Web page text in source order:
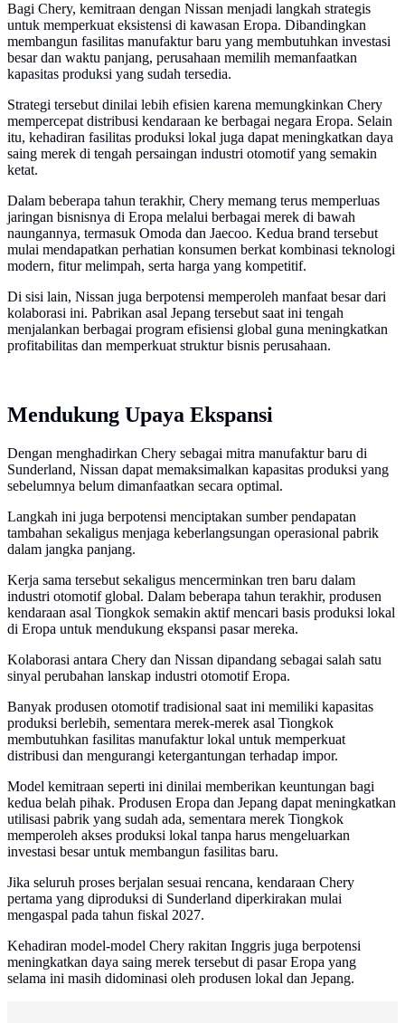
Bagi Chery, kemitraan dengan Nissan menjadi langkah strategis
untuk memperkuat eksistensi di kawasan Eropa. Dibandingkan
membangun fasilitas manufaktur baru yang membutuhkan investasi
besar dan waktu panjang, perusahaan memilih memanfaatkan
kapasitas produksi yang sudah tersedia.
Strategi tersebut dinilai lebih efisien karena memungkinkan Chery
mempercepat distribusi kendaraan ke berbagai negara Eropa. Selain
itu, kehadiran fasilitas produksi lokal juga dapat meningkatkan daya
saing merek di tengah persaingan industri otomotif yang semakin
ketat.
Dalam beberapa tahun terakhir, Chery memang terus memperluas
jaringan bisnisnya di Eropa melalui berbagai merek di bawah
naungannya, termasuk Omoda dan Jaecoo. Kedua brand tersebut
mulai mendapatkan perhatian konsumen berkat kombinasi teknologi
modern, fitur melimpah, serta harga yang kompetitif.
Di sisi lain, Nissan juga berpotensi memperoleh manfaat besar dari
kolaborasi ini. Pabrikan asal Jepang tersebut saat ini tengah
menjalankan berbagai program efisiensi global guna meningkatkan
profitabilitas dan memperkuat struktur bisnis perusahaan.
Mendukung Upaya Ekspansi
Dengan menghadirkan Chery sebagai mitra manufaktur baru di
Sunderland, Nissan dapat memaksimalkan kapasitas produksi yang
sebelumnya belum dimanfaatkan secara optimal.
Langkah ini juga berpotensi menciptakan sumber pendapatan
tambahan sekaligus menjaga keberlangsungan operasional pabrik
dalam jangka panjang.
Kerja sama tersebut sekaligus mencerminkan tren baru dalam
industri otomotif global. Dalam beberapa tahun terakhir, produsen
kendaraan asal Tiongkok semakin aktif mencari basis produksi lokal
di Eropa untuk mendukung ekspansi pasar mereka.
Kolaborasi antara Chery dan Nissan dipandang sebagai salah satu
sinyal perubahan lanskap industri otomotif Eropa.
Banyak produsen otomotif tradisional saat ini memiliki kapasitas
produksi berlebih, sementara merek-merek asal Tiongkok
membutuhkan fasilitas manufaktur lokal untuk memperkuat
distribusi dan mengurangi ketergantungan terhadap impor.
Model kemitraan seperti ini dinilai memberikan keuntungan bagi
kedua belah pihak. Produsen Eropa dan Jepang dapat meningkatkan
utilisasi pabrik yang sudah ada, sementara merek Tiongkok
memperoleh akses produksi lokal tanpa harus mengeluarkan
investasi besar untuk membangun fasilitas baru.
Jika seluruh proses berjalan sesuai rencana, kendaraan Chery
pertama yang diproduksi di Sunderland diperkirakan mulai
mengaspal pada tahun fiskal 2027.
Kehadiran model-model Chery rakitan Inggris juga berpotensi
meningkatkan daya saing merek tersebut di pasar Eropa yang
selama ini masih didominasi oleh produsen lokal dan Jepang.